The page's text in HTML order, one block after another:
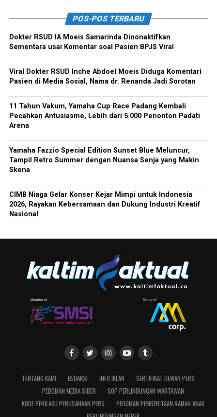
POS-POS TERBARU
Dokter RSUD IA Moeis Samarinda Dinonaktifkan
Sementara usai Komentar soal Pasien BPJS Viral
Viral Dokter RSUD Inche Abdoel Moeis Diduga Komentari
Pasien di Media Sosial, Nama dr. Renanda Jadi Sorotan
11 Tahun Vakum, Yamaha Cup Race Padang Kembali
Pecahkan Antusiasme, Lebih dari 5.000 Penonton Padati
Arena
Yamaha Fazzio Special Edition Sunset Blue Meluncur,
Tampil Retro Summer dengan Nuansa Senja yang Makin
Skena
CIMB Niaga Gelar Konser Kejar Mimpi untuk Indonesia
2026, Rayakan Kebersamaan dan Dukung Industri Kreatif
Nasional
TENTANG KAMI REDAKSI INFO IKLAN
SERTIFIKAT DEWAN PERS
PEDOMAN MEDIA SIBER
SOP PERLINDUNGAN WARTAWAN
KODE PERILAKU PERUSAHAAN PERS
PEDOMAN PEMBERITAAN RAMAH ANAK